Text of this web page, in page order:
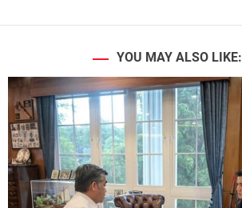
YOU MAY ALSO LIKE: